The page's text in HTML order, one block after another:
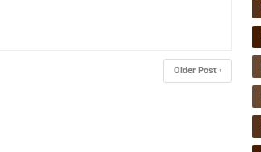
Older Post ›